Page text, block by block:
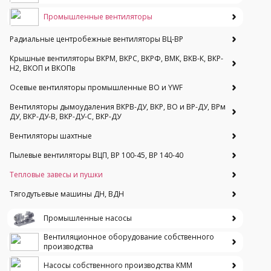
Промышленные вентиляторы
Радиальные центробежные вентиляторы ВЦ-ВР
Крышные вентиляторы ВКРМ, ВКРС, ВКРФ, ВМК, ВКВ-К, ВКР-
Н2, ВКОП и ВКОПв
Осевые вентиляторы промышленные ВО и YWF
Вентиляторы дымоудаления ВКРВ-ДУ, ВКР, ВО и ВР-ДУ, ВРм
ДУ, ВКР-ДУ-В, ВКР-ДУ-С, ВКР-ДУ
Вентиляторы шахтные
Пылевые вентиляторы ВЦП, ВР 100-45, ВР 140-40
Тепловые завесы и пушки
Тягодутьевые машины ДН, ВДН
Промышленные насосы
Вентиляционное оборудование собственного
производства
Насосы собственного производства KMM